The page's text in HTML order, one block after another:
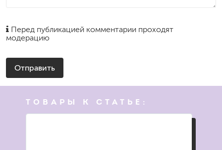
Перед публикацией комментарии проходят
модерацию
Отправить
ТОВАРЫ К СТАТЬЕ: